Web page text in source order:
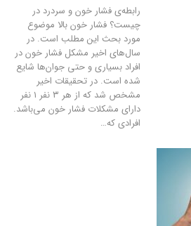
رابطه‌ی فشار خون و سردرد در
چیست؟ فشار خون بالا موضوع
مورد بحث این مطلب است. در
سال‌های اخیر مشکل فشار خون در
افراد بسیاری و حتی جوان‌ها شایع
شده است. در تحقیقات اخیر
مشخص شد که از هر ۳ نفر ۱ نفر
دارای مشکلات فشار خون می‌باشد.
افرادی که…